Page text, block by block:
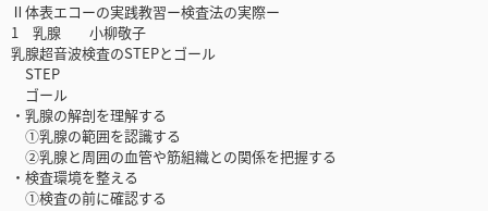
Ⅱ体表エコーの実践教習ー検査法の実際ー
1 乳腺 小柳敬子
乳腺超音波検査のSTEPとゴール
STEP
ゴール
・乳腺の解剖を理解する
①乳腺の範囲を認識する
②乳腺と周囲の血管や筋組織との関係を把握する
・検査環境を整える
①検査の前に確認する